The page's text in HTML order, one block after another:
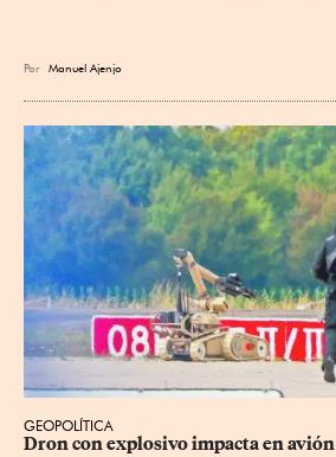
Por Manuel Ajenjo
GEOPOLÍTICA
Dron con explosivo impacta en avión